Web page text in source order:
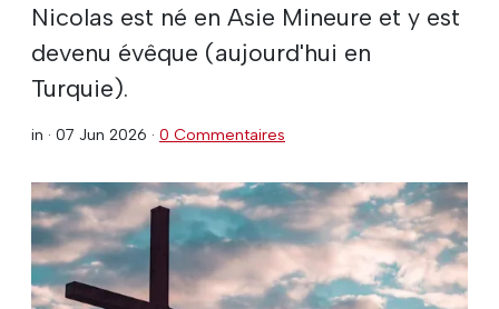
Nicolas est né en Asie Mineure et y est
devenu évêque (aujourd'hui en
Turquie).
in · 07 Jun 2026 · 0 Commentaires